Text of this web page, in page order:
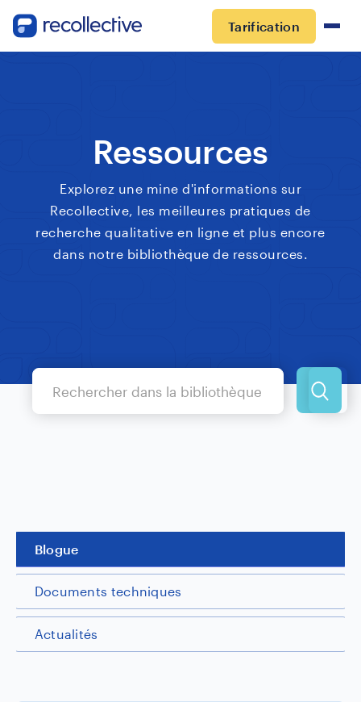
Tarification
Ressources
Explorez une mine d'informations sur
Recollective, les meilleures pratiques de
recherche qualitative en ligne et plus encore
dans notre bibliothèque de ressources.
Blogue
Documents techniques
Actualités